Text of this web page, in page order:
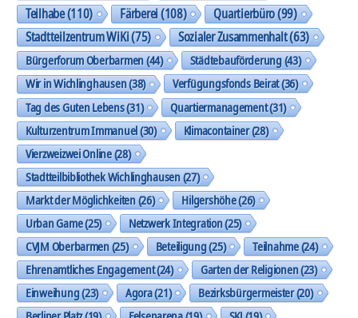
Teilhabe(110) Färberei(108) Quartierbüro(99)
Stadtteilzentrum WiKi(75) Sozialer Zusammenhalt(63)
Bürgerforum Oberbarmen(44) Städtebauförderung(43)
Wir in Wichlinghausen(38) Verfügungsfonds Beirat(36)
Tag des Guten Lebens(31) Quartiermanagement(31)
Kulturzentrum Immanuel(30) Klimacontainer(28)
Vierzweizwei Online(28)
Stadtteilbibliothek Wichlinghausen(27)
Markt der Möglichkeiten(26) Hilgershöhe(26)
Urban Game(25) Netzwerk Integration(25)
CVJM Oberbarmen(25) Beteiligung(25) Teilnahme(24)
Ehrenamtliches Engagement(24) Garten der Religionen(23)
Einweihung(23) Agora(21) Bezirksbürgermeister(20)